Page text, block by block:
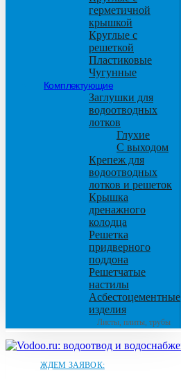
герметичной
крышкой
Круглые с
решеткой
Пластиковые
Чугунные
Комплектующие
Заглушки для
водоотводных
лотков
Глухие
С выходом
Крепеж для
водоотводных
лотков и решеток
Крышка
дренажного
колодца
Решетка
придверного
поддона
Решетчатые
настилы
Асбестоцементные
изделия
Листы, плиты, трубы
ЖДЕМ ЗАЯВОК: